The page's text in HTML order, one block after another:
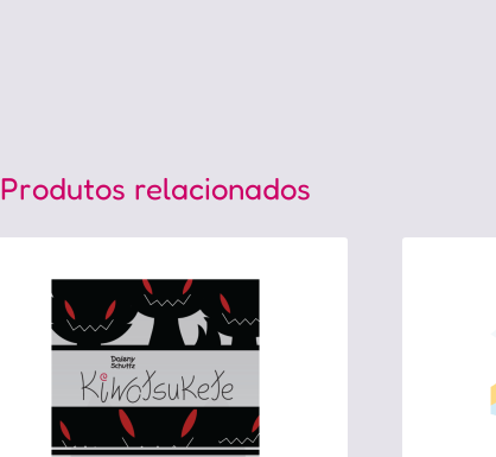
Produtos relacionados